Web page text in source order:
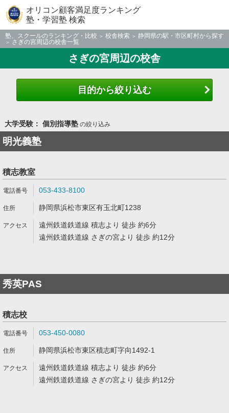
オリコン顧客満足度ランキング
塾・学習塾 検索
塾、スクールのランキング・比較 校舎検索
静岡県の駅・市区町村から探す
さぎの宮周辺の校舎一覧
さぎの宮周辺の校舎
目的から絞り込む
大学受験： 個別指導塾の絞り込み
明光義塾
積志教室
053-433-8100
静岡県浜松市東区有玉北町1238
遠州鉄道鉄道線 積志より 徒歩 約6分
遠州鉄道鉄道線 さぎの宮より 徒歩 約12分
秀英PAS
積志校
053-450-0080
静岡県浜松市東区積志町字向1492-1
遠州鉄道鉄道線 積志より 徒歩 約6分
遠州鉄道鉄道線 さぎの宮より 徒歩 約12分